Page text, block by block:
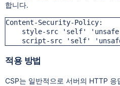
합니다.
Content-Security-Policy:
style-src 'self'
script-src 'self'
적용 방법
CSP는 일반적으로 서버의 HTTP